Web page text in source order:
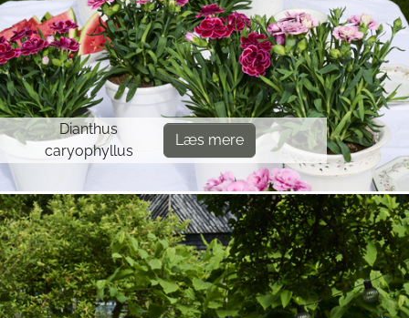
Dianthus
caryophyllus
Læs mere